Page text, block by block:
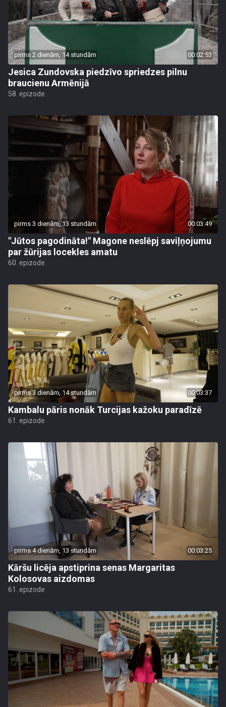
pirms 2 dienām, 14 stundām 00:02:53
Jesica Zundovska piedzīvo spriedzes pilnu
braucienu Armēnijā
58. epizode
pirms 3 dienām, 13 stundām 00:03:49
"Jūtos pagodināta!" Magone neslēpj saviļņojumu
par žūrijas locekles amatu
60. epizode
pirms 3 dienām, 14 stundām 00:03:37
Kambalu pāris nonāk Turcijas kažoku paradīzē
61. epizode
pirms 4 dienām, 13 stundām 00:03:25
Kāršu licēja apstiprina senas Margaritas
Kolosovas aizdomas
61. epizode